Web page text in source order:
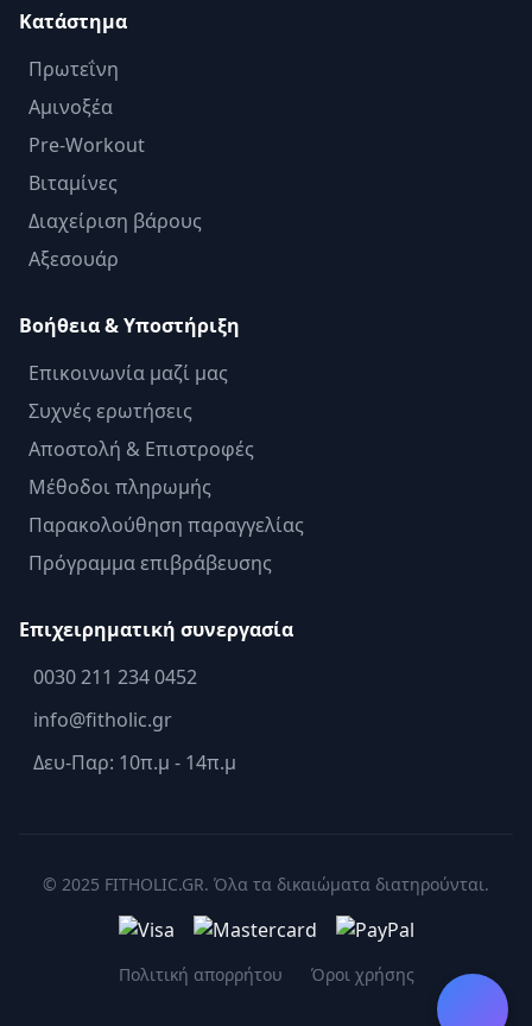
Κατάστημα
Πρωτεΐνη
Αμινοξέα
Pre-Workout
Βιταμίνες
Διαχείριση βάρους
Αξεσουάρ
Βοήθεια & Υποστήριξη
Επικοινωνία μαζί μας
Συχνές ερωτήσεις
Αποστολή & Επιστροφές
Μέθοδοι πληρωμής
Παρακολούθηση παραγγελίας
Πρόγραμμα επιβράβευσης
Επιχειρηματική συνεργασία
0030 211 234 0452
info@fitholic.gr
Δευ-Παρ: 10π.μ - 14π.μ
© 2025 FITHOLIC.GR. Όλα τα δικαιώματα διατηρούνται.
Πολιτική απορρήτου Όροι χρήσης